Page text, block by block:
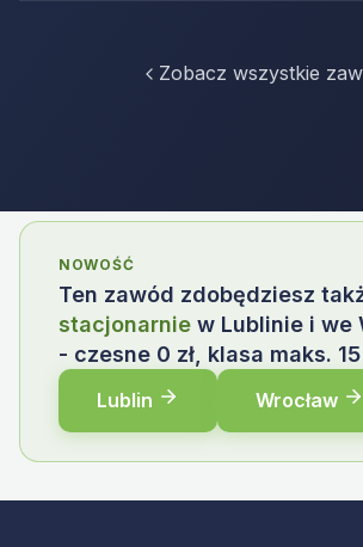
Zobacz wszystkie
NOWOŚĆ
Ten zawód zdobędziesz
stacjonarnie w Lublinie i we
- czesne 0 zł, klasa maks.
Lublin Wrocław